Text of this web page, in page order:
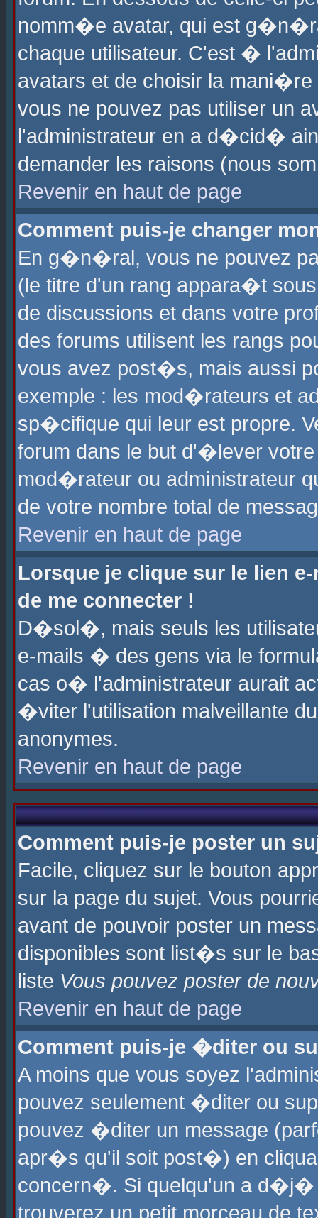
nomm�e avatar, qui est
chaque utilisateur. C'est �
avatars et de choisir la
vous ne pouvez pas utiliser un
l'administrateur en a d�cid�
demander les raisons (nous
Revenir en haut de page
Comment puis-je changer
En g�n�ral, vous ne pouvez
(le titre d'un rang appara�t
de discussions et dans votre
des forums utilisent les rangs
vous avez post�s, mais aussi
exemple : les mod�rateurs et
sp�cifique qui leur est propre.
forum dans le but d'�lever
mod�rateur ou administrateur
de votre nombre total de
Revenir en haut de page
Lorsque je clique sur le lien
de me connecter !
D�sol�, mais seuls les
e-mails � des gens via le
cas o� l'administrateur aurait
�viter l'utilisation malveillante
anonymes.
Revenir en haut de page
Comment puis-je poster un
Facile, cliquez sur le bouton
sur la page du sujet. Vous
avant de pouvoir poster un
disponibles sont list�s sur le
liste Vous pouvez poster de
Revenir en haut de page
Comment puis-je �diter ou
A moins que vous soyez
pouvez seulement �diter ou
pouvez �diter un message
apr�s qu'il soit post�) en
concern�. Si quelqu'un a
trouverez un petit morceau de